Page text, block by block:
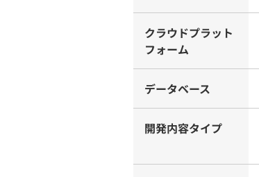
クラウドプラット
フォーム
データベース
開発内容タイプ